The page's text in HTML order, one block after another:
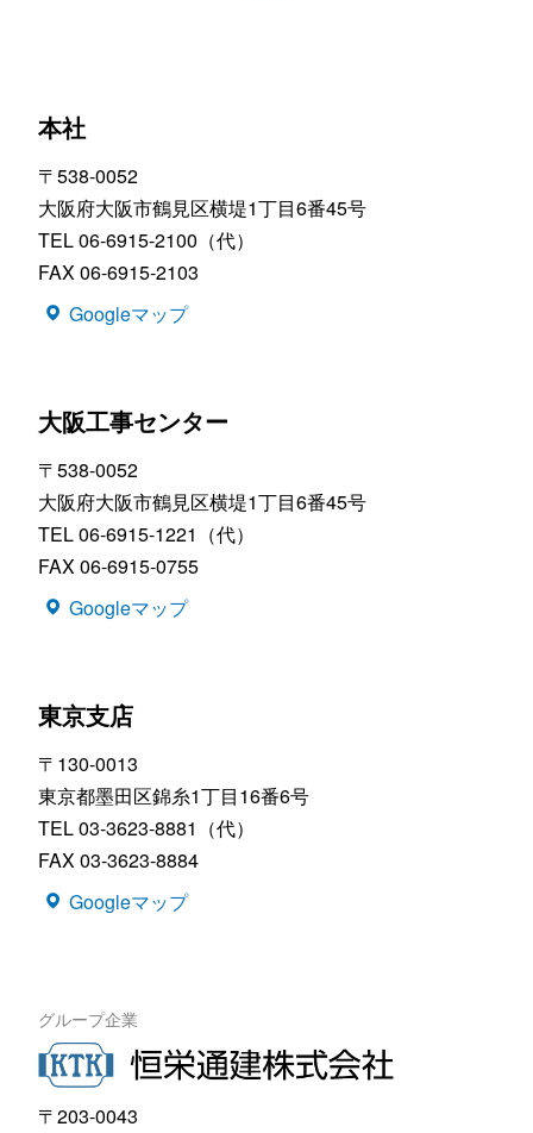
本社
〒538-0052
大阪府大阪市鶴見区横堤1丁目6番45号
TEL 06-6915-2100（代）
FAX 06-6915-2103
Googleマップ
大阪工事センター
〒538-0052
大阪府大阪市鶴見区横堤1丁目6番45号
TEL 06-6915-1221（代）
FAX 06-6915-0755
Googleマップ
東京支店
〒130-0013
東京都墨田区錦糸1丁目16番6号
TEL 03-3623-8881（代）
FAX 03-3623-8884
Googleマップ
グループ企業
〒203-0043